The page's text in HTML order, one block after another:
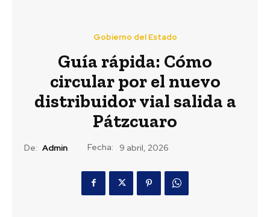
Gobierno del Estado
Guía rápida: Cómo
circular por el nuevo
distribuidor vial salida a
Pátzcuaro
De: Admin Fecha: 9 abril, 2026